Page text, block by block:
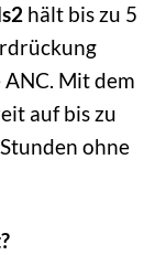
hält bis zu 5
ANC. Mit dem
auf bis zu
ohne